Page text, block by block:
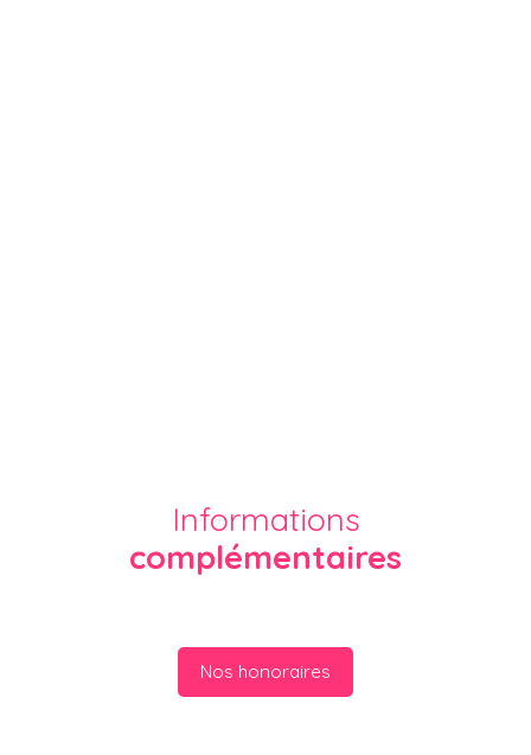
Informations
complémentaires
Nos honoraires